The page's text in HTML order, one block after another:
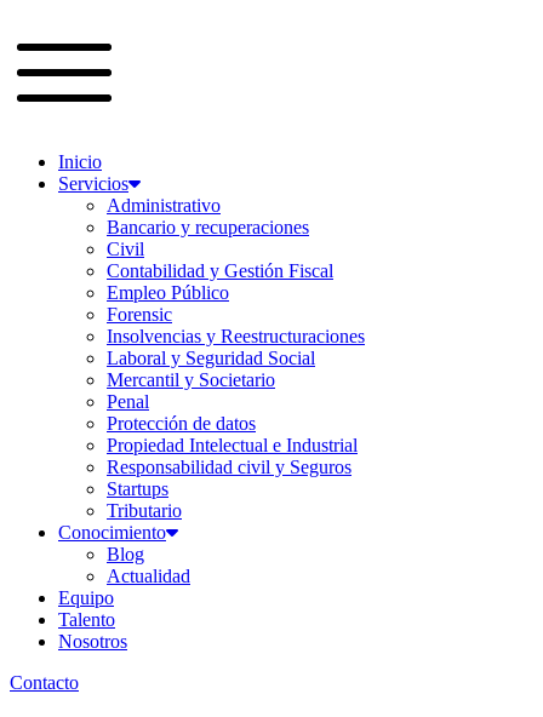
Inicio
Servicios
Administrativo
Bancario y recuperaciones
Civil
Contabilidad y Gestión Fiscal
Empleo Público
Forensic
Insolvencias y Reestructuraciones
Laboral y Seguridad Social
Mercantil y Societario
Penal
Protección de datos
Propiedad Intelectual e Industrial
Responsabilidad civil y Seguros
Startups
Tributario
Conocimiento
Blog
Actualidad
Equipo
Talento
Nosotros
Contacto